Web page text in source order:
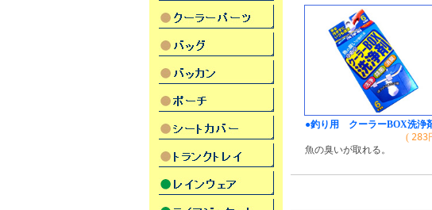
●釣り用 クーラーBOX洗浄
( 283
魚の臭いが取れる。